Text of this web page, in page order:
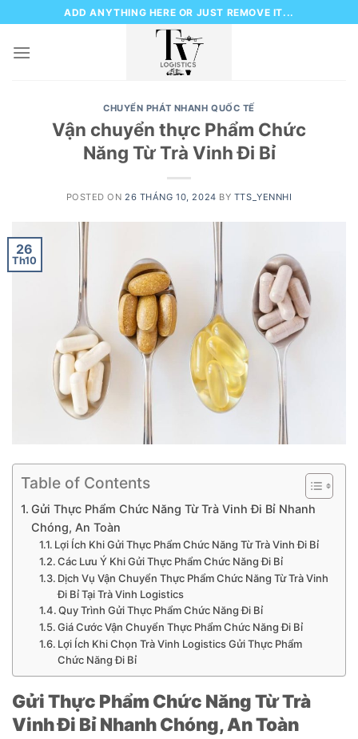
to
content
ADD ANYTHING HERE OR JUST REMOVE IT...
CHUYỂN PHÁT NHANH QUỐC TẾ
Vận chuyển thực Phẩm Chức
Năng Từ Trà Vinh Đi Bỉ
POSTED ON 26 THÁNG 10, 2024 BY TTS_YENNHI
26
Th10
Table of Contents
Gửi Thực Phẩm Chức Năng Từ Trà Vinh Đi Bỉ Nhanh
Chóng, An Toàn
Lợi Ích Khi Gửi Thực Phẩm Chức Năng Từ Trà Vinh Đi Bỉ
Các Lưu Ý Khi Gửi Thực Phẩm Chức Năng Đi Bỉ
Dịch Vụ Vận Chuyển Thực Phẩm Chức Năng Từ Trà Vinh
Đi Bỉ Tại Trà Vinh Logistics
Quy Trình Gửi Thực Phẩm Chức Năng Đi Bỉ
Giá Cước Vận Chuyển Thực Phẩm Chức Năng Đi Bỉ
Lợi Ích Khi Chọn Trà Vinh Logistics Gửi Thực Phẩm
Chức Năng Đi Bỉ
Gửi Thực Phẩm Chức Năng Từ Trà
Vinh Đi Bỉ Nhanh Chóng, An Toàn